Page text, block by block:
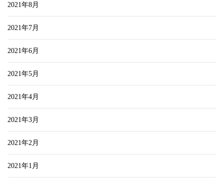
2021年8月
2021年7月
2021年6月
2021年5月
2021年4月
2021年3月
2021年2月
2021年1月